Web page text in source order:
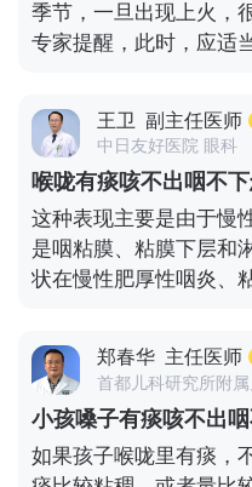
季节，一旦出现上火，
专家提醒，此时，应适
因素可能导致咳嗽和喉
该如何处理这些事情？
关系之外，长期过度的
出现过热，建议先检查
日常生活中，我们应该
素，尤其是早上起床后
我们的喉咙有好处。
王卫 副主任医师
中日友好医院 眼科
喉咙有痰咳不出咽不
这种表现主要是由于慢
是咽粘膜、粘膜下层和
状在慢性肥厚性咽炎、
个颗粒状隆起，有的甚
状明显，如痰多但咳嗽
硼砂溶液漱口，包括咽
咽丸。也可用于药物或
淋巴滤泡增生。
郑春华 主任医师
首都儿科研究所附
小孩嗓子有痰咳不出
如果孩子喉咙里有痰，